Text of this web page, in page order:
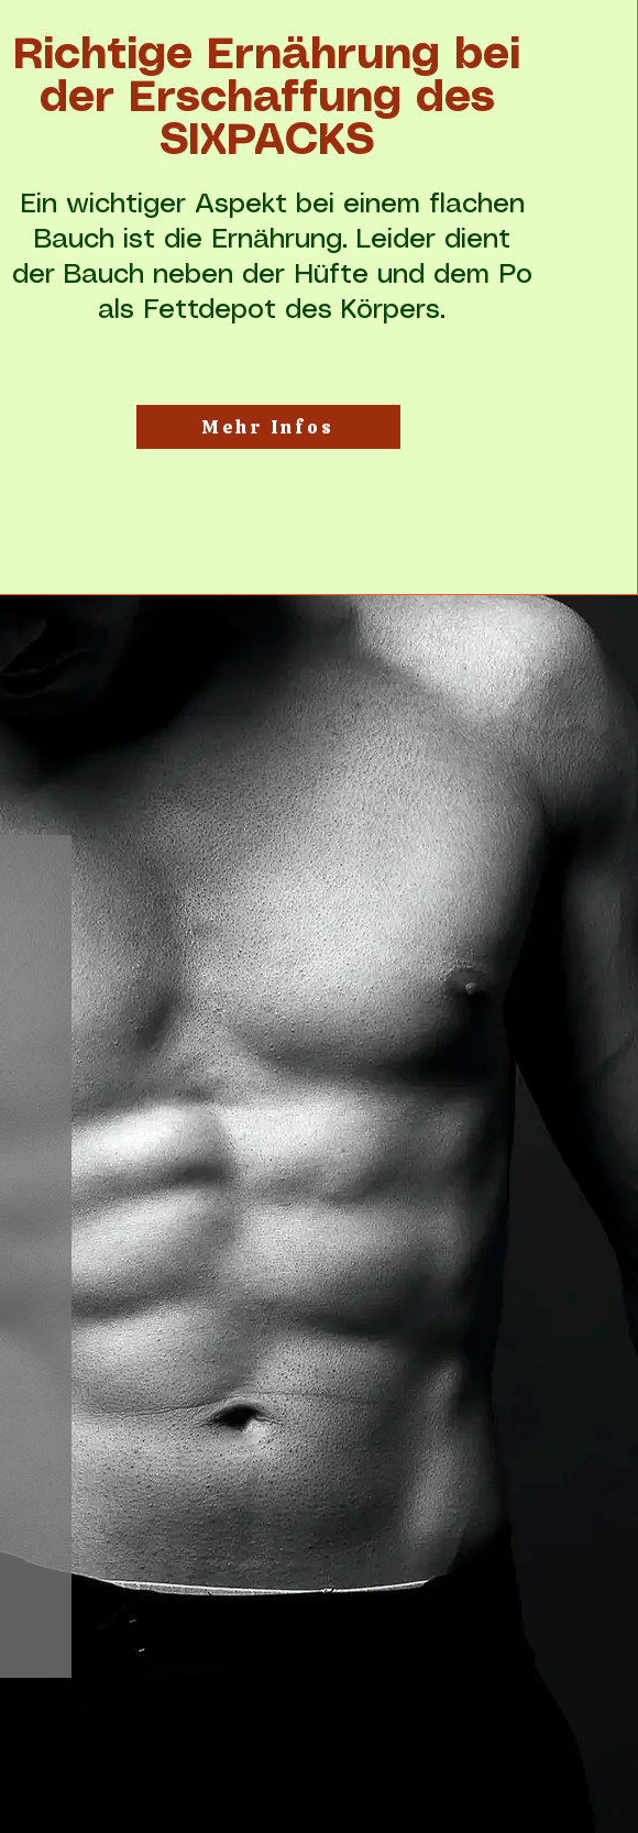
Richtige Ernährung bei
der Erschaffung des
SIXPACKS
Ein wichtiger Aspekt bei einem flachen
Bauch ist die Ernährung. Leider dient
der Bauch neben der Hüfte und dem Po
als Fettdepot des Körpers.
Mehr Infos